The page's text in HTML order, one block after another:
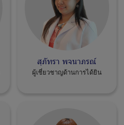
สุภัทรา พจนาภรณ์
ผู้เชี่ยวชาญด้านการได้ยิน